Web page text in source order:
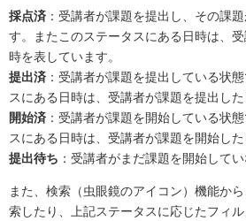
採点済 ：受講者が課題を提出し、その課
す。またこのステータスにある日時は、
時を表しています。
提出済 ：受講者が課題を提出している状
スにある日時は、受講者が課題を提出した
開始済 ：受講者が課題を開始している状
スにある日時は、受講者が課題を開始した
提出待ち ：受講者がまだ課題を開始してい
また、検索（虫眼鏡のアイコン）機能か
索したり、上記ステータスに応じたフィ